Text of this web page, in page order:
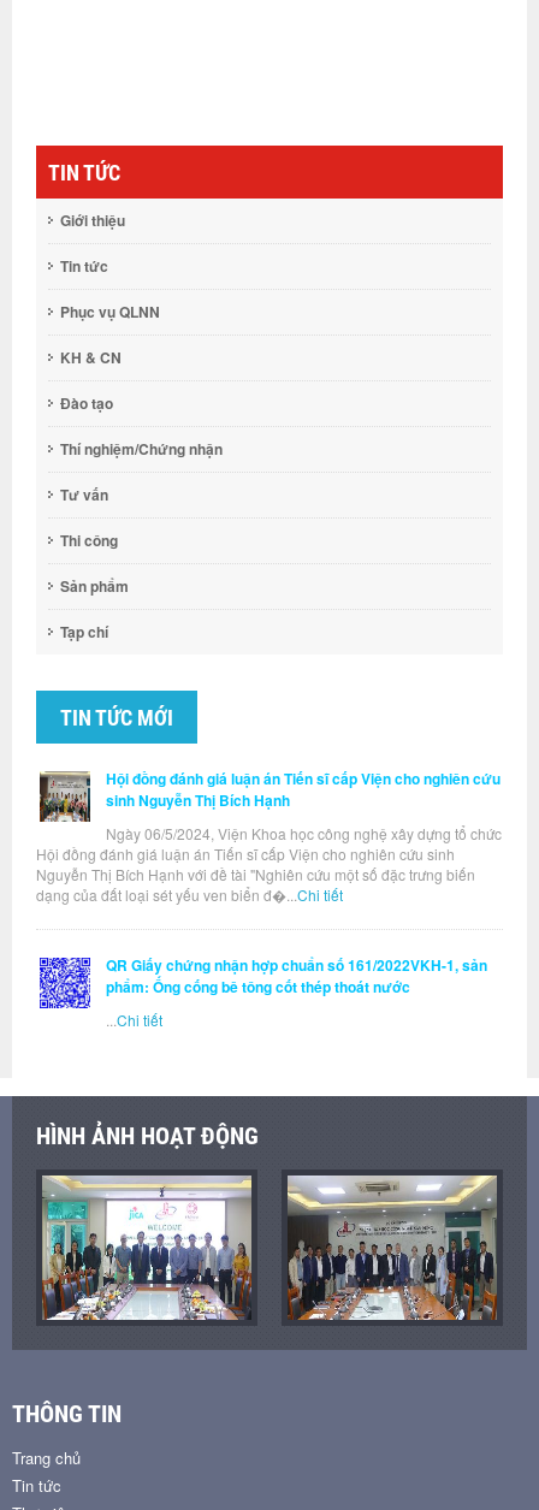
TIN TỨC
Giới thiệu
Tin tức
Phục vụ QLNN
KH & CN
Đào tạo
Thí nghiệm/Chứng nhận
Tư vấn
Thi công
Sản phẩm
Tạp chí
TIN TỨC MỚI
Hội đồng đánh giá luận án Tiến sĩ cấp Viện cho nghiên cứu
sinh Nguyễn Thị Bích Hạnh
Ngày 06/5/2024, Viện Khoa học công nghệ xây dựng tổ chức
Hội đồng đánh giá luận án Tiến sĩ cấp Viện cho nghiên cứu sinh
Nguyễn Thị Bích Hạnh với đề tài "Nghiên cứu một số đặc trưng biến
dạng của đất loại sét yếu ven biển đ�... Chi tiết
QR Giấy chứng nhận hợp chuẩn số 161/2022VKH-1, sản
phẩm: Ống cống bê tông cốt thép thoát nước
Chi tiết
HÌNH ẢNH HOẠT ĐỘNG
THÔNG TIN
Trang chủ
Tin tức